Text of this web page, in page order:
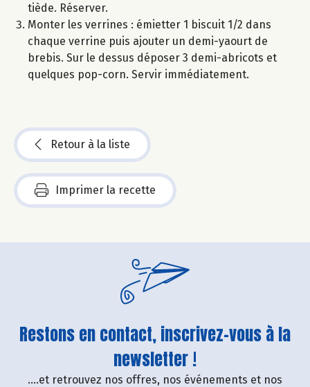
tiède. Réserver.
Monter les verrines : émietter 1 biscuit 1/2 dans
chaque verrine puis ajouter un demi-yaourt de
brebis. Sur le dessus déposer 3 demi-abricots et
quelques pop-corn. Servir immédiatement.
Retour à la liste
Imprimer la recette
Restons en contact, inscrivez-vous à la
newsletter !
....et retrouvez nos offres, nos événements et nos